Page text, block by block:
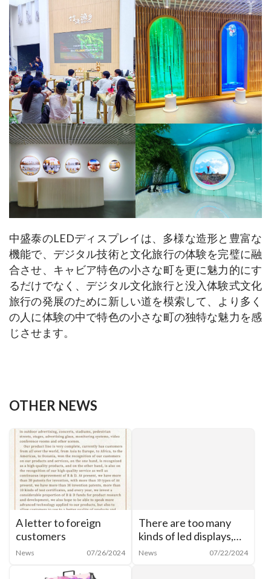
中盛泰のLEDディスプレイは、多様な造形と豊富な
機能で、デジタル技術と文化旅行の体験を完璧に融
合させ、キャビア特色の小さな町を更に魅力的にす
るだけでなく、デジタル文化旅行と没入体験式文化
旅行の発展のために新しい道を模索して、より多く
の人に体験の中で特色の小さな町の独特な魅力を感
じさせます。
OTHER NEWS
A letter to foreign
customers
News 07/26/2024
There are too many
kinds of led displays,
how to categorize
News 07/22/2024